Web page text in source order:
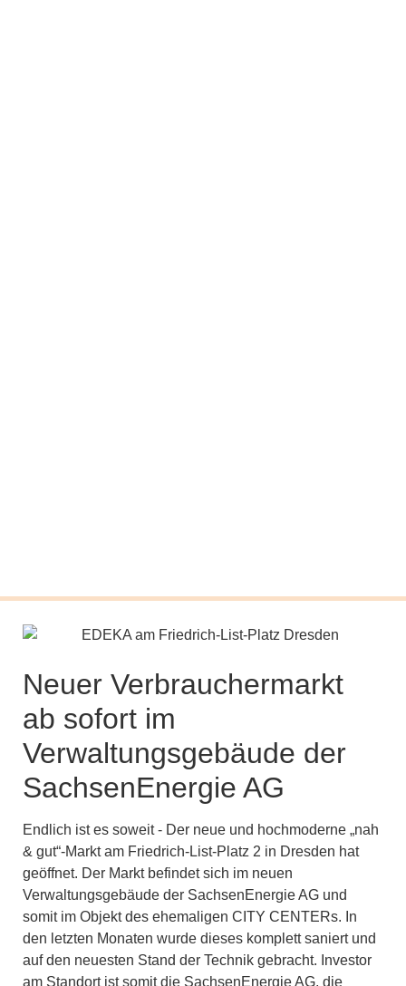
Neuer Verbrauchermarkt
ab sofort im
Verwaltungsgebäude der
SachsenEnergie AG
Endlich ist es soweit - Der neue und hochmoderne „nah
& gut“-Markt am Friedrich-List-Platz 2 in Dresden hat
geöffnet. Der Markt befindet sich im neuen
Verwaltungsgebäude der SachsenEnergie AG und
somit im Objekt des ehemaligen CITY CENTERs. In
den letzten Monaten wurde dieses komplett saniert und
auf den neuesten Stand der Technik gebracht. Investor
am Standort ist somit die SachsenEnergie AG, die